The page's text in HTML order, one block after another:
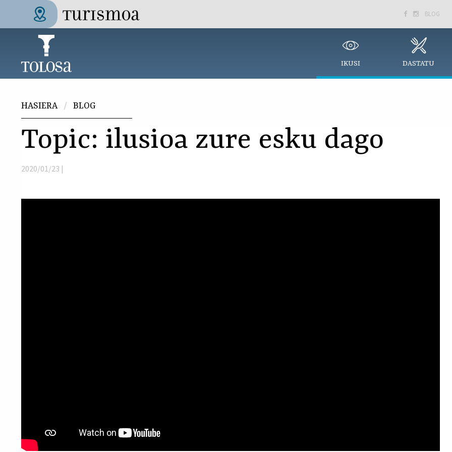
Skip to main content
Tolosa Turismoa
  BLOG
IKUSI DASTATU
HASIERA BLOG
Topic: ilusioa zure esku dago
2020/01/23 |